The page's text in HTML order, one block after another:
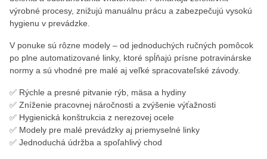
výrobné procesy, znižujú manuálnu prácu a zabezpečujú vysokú
hygienu v prevádzke.
V ponuke sú rôzne modely – od jednoduchých ručných pomôcok
po plne automatizované linky, ktoré spĺňajú prísne potravinárske
normy a sú vhodné pre malé aj veľké spracovateľské závody.
✅ Rýchle a presné pitvanie rýb, mäsa a hydiny
✅ Zníženie pracovnej náročnosti a zvýšenie výťažnosti
✅ Hygienická konštrukcia z nerezovej ocele
✅ Modely pre malé prevádzky aj priemyselné linky
✅ Jednoduchá údržba a spoľahlivý chod